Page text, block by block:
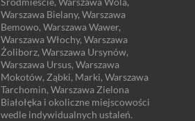
Warszawa Bielany, Warszawa
Bemowo, Warszawa Wawer,
Warszawa Włochy, Warszawa
Żoliborz, Warszawa Ursynów,
Warszawa Ursus, Warszawa
Mokotów, Ząbki, Marki, Warszawa
Tarchomin, Warszawa Zielona
Białołęka i okoliczne miejscowości
wedle indywidualnych ustaleń.